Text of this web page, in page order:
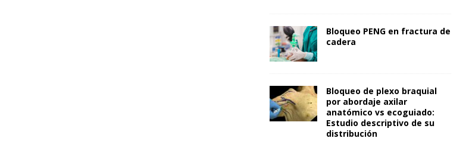
Bloqueo PENG en fractura de
cadera
Bloqueo de plexo braquial
por abordaje axilar
anatómico vs ecoguiado:
Estudio descriptivo de su
distribución